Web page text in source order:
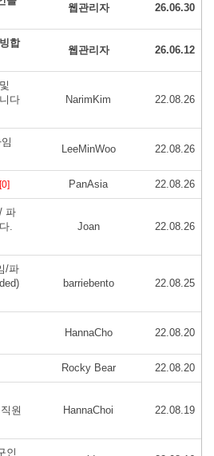
웹관리자 26.06.30
합
웹관리자 26.06.12
다
NarimKim 22.08.26
LeeMinWoo 22.08.26
[0] PanAsia 22.08.26
파
.
Joan 22.08.26
/파
barriebento 22.08.25
HannaCho 22.08.20
Rocky Bear 22.08.20
원
HannaChoi 22.08.19
인